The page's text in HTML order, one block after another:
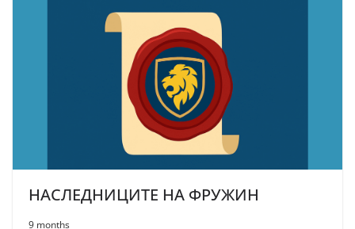
НАСЛЕДНИЦИТЕ НА ФРУЖИН
9 months